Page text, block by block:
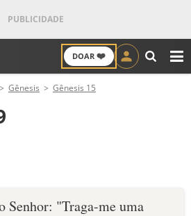
DOAR ❤️
Gênesis Gênesis 15
Senhor: "Traga-me uma